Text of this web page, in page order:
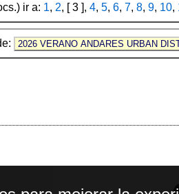
ir a: 1, 2, [ 3 ], 4, 5, 6, 7, 8, 9, 10,